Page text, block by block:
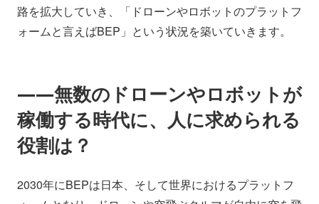
路を拡大していき、「ドローンやロボットのプラットフ
ォームと言えばBEP」という状況を築いていきます。
――無数のドローンやロボットが
稼働する時代に、人に求められる
役割は？
2030年にBEPは日本、そして世界におけるプラットフ